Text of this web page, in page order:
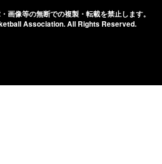
画像等の無断での複製・転載を禁止します。
Association.All Rights Reserved.